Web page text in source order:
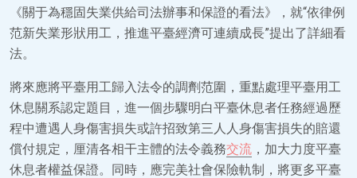
《關于為穩固失業供給司法辦事和保證的看法》，就“依律例
范新失業形狀用工，推進平臺經濟可連續成長”提出了詳細看
法。
將來應將平臺用工歸入法令的調劑范圍，重點處理平臺用工
休息關系認定題目，進一個步驟明白平臺休息者任務經過歷
程中遭遇人身傷害損失或許招致第三人人身傷害損失的賠還
償付規定，厘清各相干主體的法令義務交流 ，加大力度平臺
休息者權益保證。同時，應完美社會保險軌制，將更多平臺